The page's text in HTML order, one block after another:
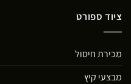
ציוד ספורט
מכירת חיסול
מבצעי קיץ